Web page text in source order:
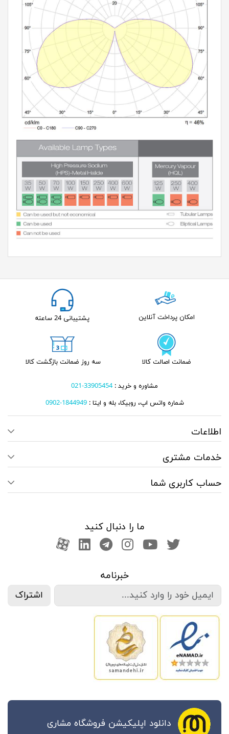
امکان پرداخت آنلاین پشتیبانی 24 ساعته
ضمانت اصالت کالا سه روز ضمانت بازگشت کالا
مشاوره و خرید :33905454-021
شماره واتس اپ، روبیکا، بله و ایتا : 1844949-0902
اطلاعات
خدمات مشتری
حساب کاربری شما
ما را دنبال کنید
صفحه تویتر
کانال یوتوب
اینستاگرام
کانال تلگرام
کانال لینکدین
آپارات
خبرنامه
اشتراک
دانلود اپلیکیشن فروشگاه مشاری